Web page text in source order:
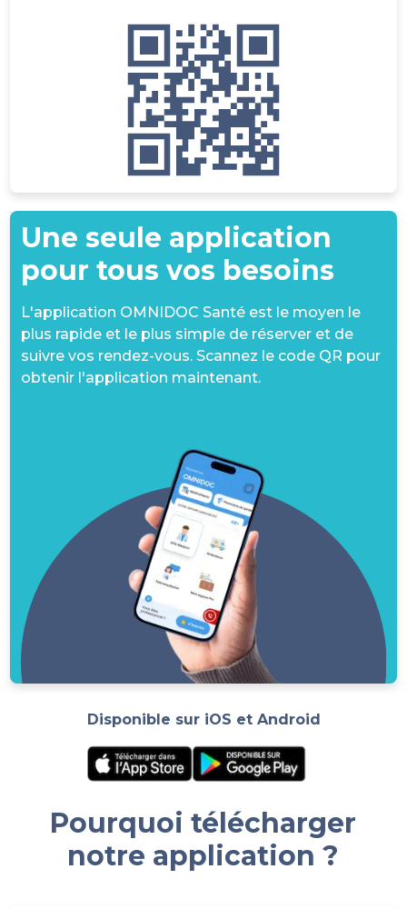
Une seule application
pour tous vos besoins
L'application OMNIDOC Santé est le moyen le
plus rapide et le plus simple de réserver et de
suivre vos rendez-vous. Scannez le code QR pour
obtenir l'application maintenant.
Disponible sur iOS et Android
Pourquoi télécharger
notre application ?